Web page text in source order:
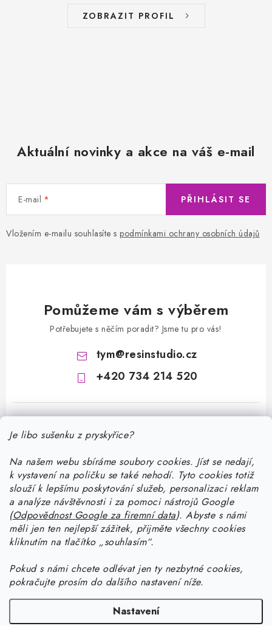
Je libo sušenku z pryskyřice?
Na našem webu sbíráme soubory cookies. Jíst se nedají,
k vystavení na poličku se také nehodí. Tyto cookies totiž
slouží k lepšímu poskytování služeb, personalizaci reklam
a analýze návštěvnosti i za pomoci nástrojů Google
(Odpovědnost Google za firemní data). Abyste s námi
měli jen ten nejlepší zážitek, přijměte všechny cookies
kliknutím na tlačítko „souhlasím“.
Pokud s námi chcete odlévat jen ty nezbytné cookies,
pokračujte prosím do dalšího nastavení níže.
Nastavení
ZOBRAZIT PROFIL
Aktuální novinky a akce na váš e-mail
E-mail
Vložením e-mailu souhlasíte s podmínkami ochrany osobních údajů
PŘIHLÁSIT SE
Pomůžeme vám s výběrem
Potřebujete s něčím poradit? Jsme tu pro vás!
tym@resinstudio.cz
+420 734 214 520
Informace pro vás
Doprava a platba
Stav objednávky
Jak pracovat s pryskyřicí
Začněte tvořit s pryskyřicí: stáhněte si zdarma e-book pro
začátečníky
Vrstvení pryskyřice a kombinování různých druhů pryskyřic
Návody na výrobky z pryskyřice
Začněte tvořit s pryskyřicí: stáhněte si zdarma e-book pro